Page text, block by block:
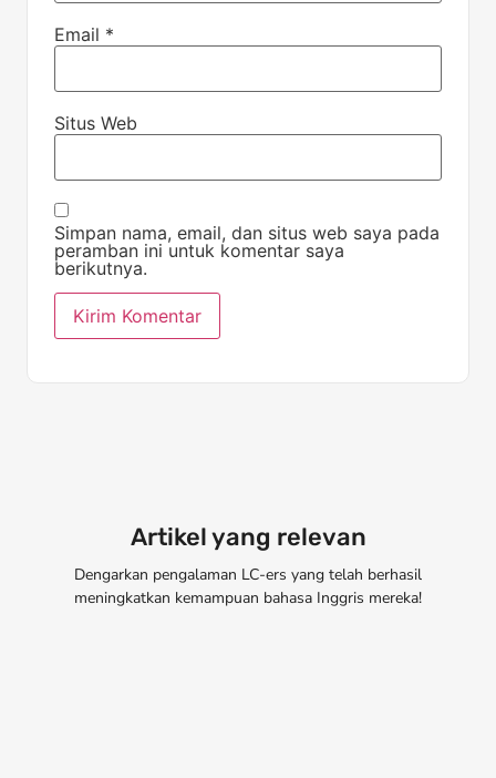
Email *
Situs Web
Simpan nama, email, dan situs web saya pada
peramban ini untuk komentar saya
berikutnya.
Artikel yang relevan
Dengarkan pengalaman LC-ers yang telah berhasil
meningkatkan kemampuan bahasa Inggris mereka!